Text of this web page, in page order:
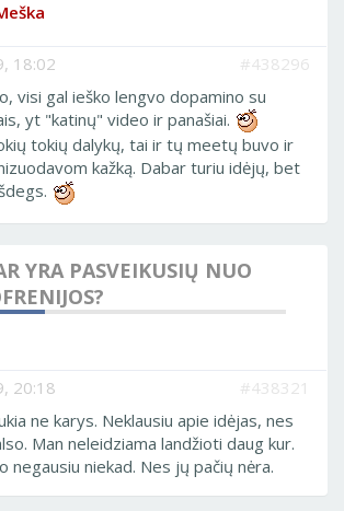
18:02
#438296
visi gal ieško lengvo dopamino su
yt "katinų" video ir panašiai.
tokių dalykų, tai ir tų meetų buvo ir
kažką. Dabar turiu idėjų, bet
YRA PASVEIKUSIŲ NUO
20:18
#438321
ne karys. Neklausiu apie idėjas, nes
Man neleidziama landžioti daug kur.
negausiu niekad. Nes jų pačių nėra.